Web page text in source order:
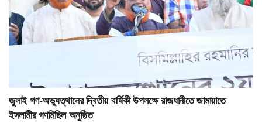
জুলাই গণ-অভ্যুত্থানের দ্বিতীয় বার্ষিকী উপলক্ষে রাজধানীতে জামায়াতে
ইসলামীর গণমিছিল অনুষ্ঠিত